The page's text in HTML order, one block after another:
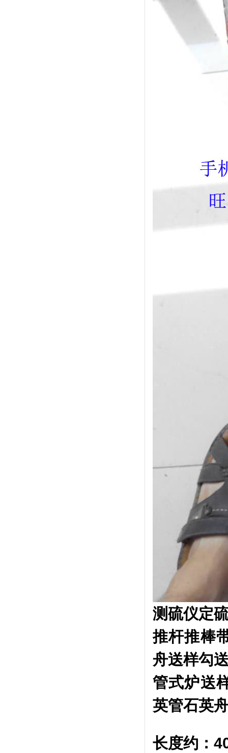
测硫仪定
推杆推棒
舟送样勾
管式炉送
英管石英
长度约：